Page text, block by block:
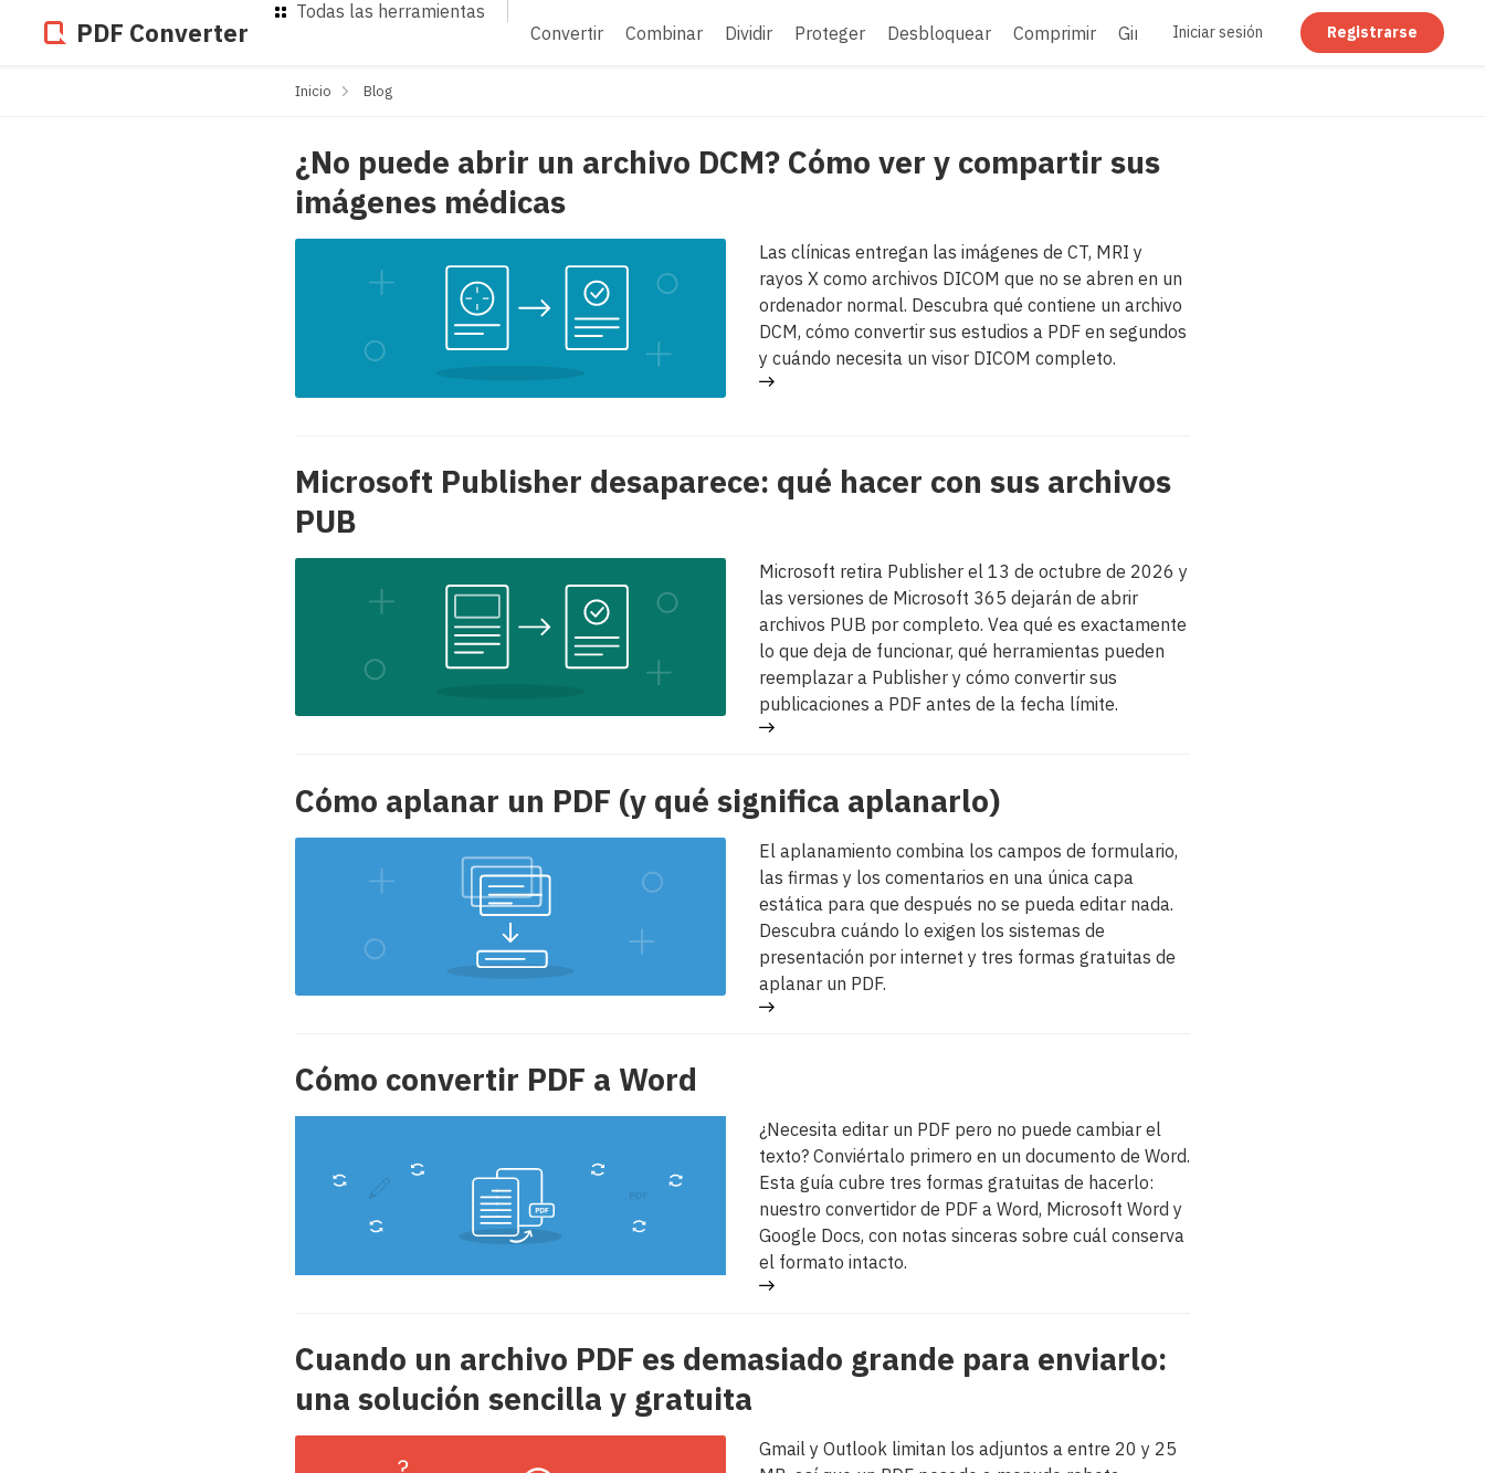
PDF Converter
Todas las herramientas
Convertir
Combinar Dividir Proteger Desbloquear Comprimir Girar Redactar Aplanar
Iniciar sesión Registrarse
Inicio Blog
¿No puede abrir un archivo DCM? Cómo ver y compartir sus
imágenes médicas
Las clínicas entregan las imágenes de CT, MRI y
rayos X como archivos DICOM que no se abren en un
ordenador normal. Descubra qué contiene un archivo
DCM, cómo convertir sus estudios a PDF en segundos
y cuándo necesita un visor DICOM completo.
Microsoft Publisher desaparece: qué hacer con sus archivos
PUB
Microsoft retira Publisher el 13 de octubre de 2026 y
las versiones de Microsoft 365 dejarán de abrir
archivos PUB por completo. Vea qué es exactamente
lo que deja de funcionar, qué herramientas pueden
reemplazar a Publisher y cómo convertir sus
publicaciones a PDF antes de la fecha límite.
Cómo aplanar un PDF (y qué significa aplanarlo)
El aplanamiento combina los campos de formulario,
las firmas y los comentarios en una única capa
estática para que después no se pueda editar nada.
Descubra cuándo lo exigen los sistemas de
presentación por internet y tres formas gratuitas de
aplanar un PDF.
Cómo convertir PDF a Word
¿Necesita editar un PDF pero no puede cambiar el
texto? Conviértalo primero en un documento de Word.
Esta guía cubre tres formas gratuitas de hacerlo:
nuestro convertidor de PDF a Word, Microsoft Word y
Google Docs, con notas sinceras sobre cuál conserva
el formato intacto.
Cuando un archivo PDF es demasiado grande para enviarlo:
una solución sencilla y gratuita
Gmail y Outlook limitan los adjuntos a entre 20 y 25